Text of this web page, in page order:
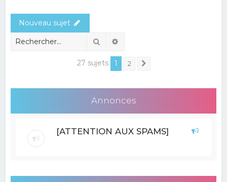
Nouveau sujet
Rechercher
27 sujets 1 2
Annonces
[ATTENTION AUX SPAMS]